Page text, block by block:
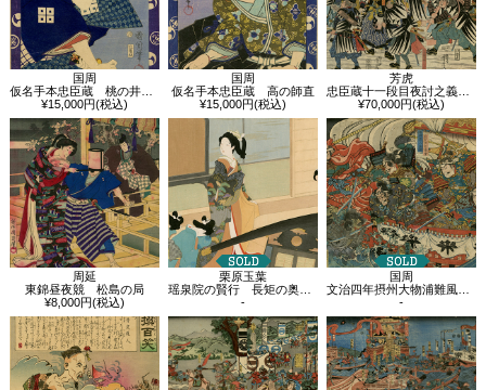
国周
仮名手本忠臣蔵 桃の井若狭之助
¥15,000円(税込)
国周
仮名手本忠臣蔵 高の師直
¥15,000円(税込)
芳虎
忠臣蔵十一段目夜討之義士追手組四十七人勢揃ひの図
¥70,000円(税込)
周延
東錦昼夜競 松島の局
¥8,000円(税込)
栗原玉葉
瑶泉院の賢行 長矩の奥方 阿久里夫人
-
国周
文治四年摂州大物浦難風の図
-